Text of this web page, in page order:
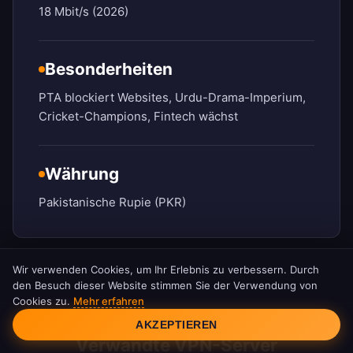
18 Mbit/s (2026)
Besonderheiten
PTA blockiert Websites, Urdu-Drama-Imperium,
Cricket-Champions, Fintech wächst
Währung
Pakistanische Rupie (PKR)
Verwandte VPN-Server
Cookie-Einwilligung
Wir verwenden Cookies, um Ihr Erlebnis zu verbessern. Durch
den Besuch dieser Website stimmen Sie der Verwendung von
Cookies zu. Mehr erfahren
AKZEPTIEREN